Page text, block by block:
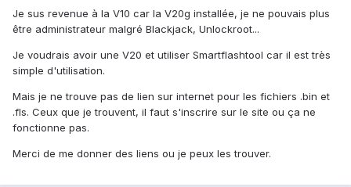
Je sus revenue à la V10 car la V20g installée, je ne pouvais plus
être administrateur malgré Blackjack, Unlockroot...
Je voudrais avoir une V20 et utiliser Smartflashtool car il est très
simple d'utilisation.
Mais je ne trouve pas de lien sur internet pour les fichiers .bin et
.fls. Ceux que je trouvent, il faut s'inscrire sur le site ou ça ne
fonctionne pas.
Merci de me donner des liens ou je peux les trouver.